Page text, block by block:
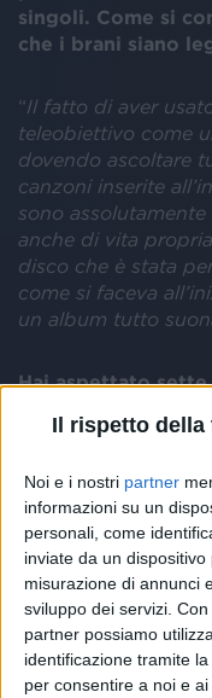
Il rispetto della
Noi e i nostri partner
informazioni su un
personali, come
inviate da un
misurazione di annunci
sviluppo dei servizi. Con
partner possiamo
identificazione tramite
per consentire a noi e
singoli. Come si
che i brani siano
“Il fatto di aver
teleobiettivo come
dovendo ascoltare
canzoni inserite
sono
anche di vita
disco che è stata
come si faceva
un album tutto
Hai aspettato
Sette anni sono
album ha richiesto
arrangiatori, Paolo
lavorato molto
E’ vero anche che
cose: due tournée
e due Festival di
della pandemia
lavorazione